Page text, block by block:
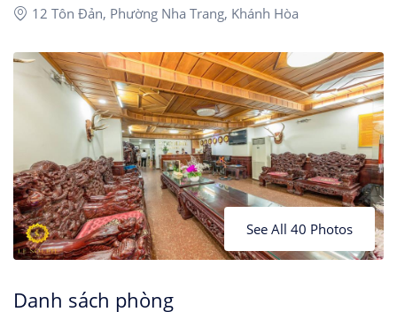
12 Tôn Đản, Phường Nha Trang, Khánh Hòa
See All 40 Photos
Danh sách phòng